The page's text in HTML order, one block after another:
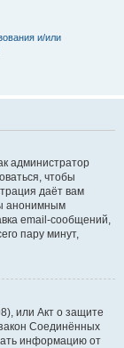
и/или
администратор
чтобы
даёт вам
анонимным
email-сообщений,
пару минут,
или Акт о защите
Соединённых
информацию от